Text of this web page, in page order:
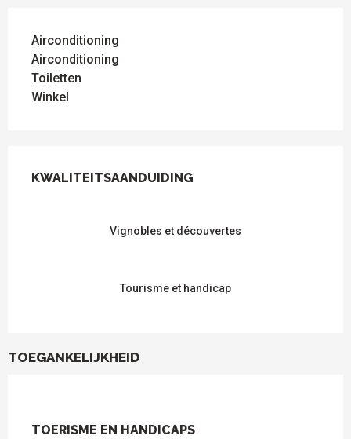
Airconditioning
Airconditioning
Toiletten
Winkel
KWALITEITSAANDUIDING
KWALITEITSAANDUIDING
Vignobles et découvertes
Tourisme et handicap
TOEGANKELIJKHEID
TOERISME EN HANDICAPS
TOERISME EN HANDICAPS